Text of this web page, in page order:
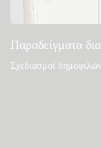
Παραδείγματα
Σχεδιασμοί